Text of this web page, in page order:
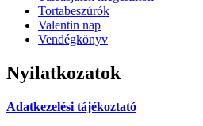
Tortabeszúrók
Valentin nap
Vendégkönyv
Nyilatkozatok
Adatkezelési tájékoztató